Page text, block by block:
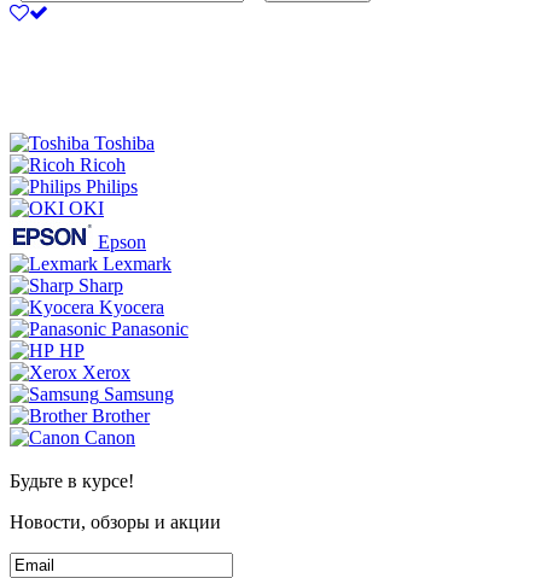
Toshiba
Ricoh
Philips
OKI
Epson
Lexmark
Sharp
Kyocera
Panasonic
HP
Xerox
Samsung
Brother
Canon
Будьте в курсе!
Новости, обзоры и акции